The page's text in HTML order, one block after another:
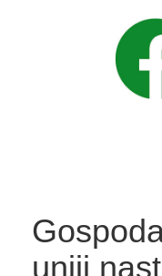
uniji